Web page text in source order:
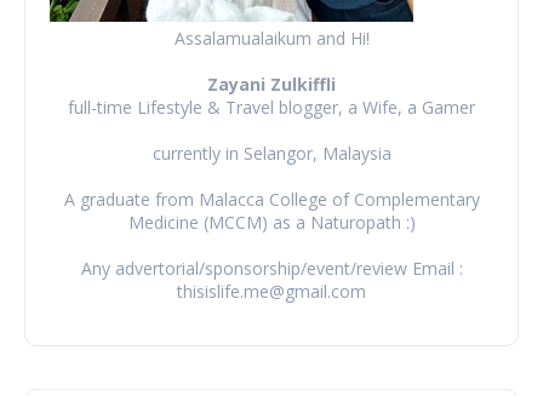
Assalamualaikum and Hi!
Zayani Zulkiffli
full-time Lifestyle & Travel blogger, a Wife, a Gamer
currently in Selangor, Malaysia
A graduate from Malacca College of Complementary
Medicine (MCCM) as a Naturopath :)
Any advertorial/sponsorship/event/review Email :
thisislife.me@gmail.com